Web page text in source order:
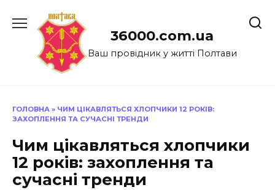
до
36000.com.ua
Ваш провідник у житті Полтави
ГОЛОВНА » ЧИМ ЦІКАВЛЯТЬСЯ ХЛОПЧИКИ 12 РОКІВ:
ЗАХОПЛЕННЯ ТА СУЧАСНІ ТРЕНДИ
Чим цікавляться хлопчики
12 років: захоплення та
сучасні тренди